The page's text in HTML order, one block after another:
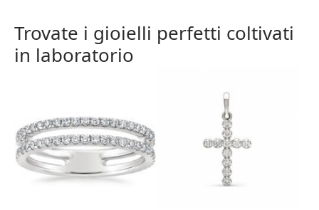
Trovate i gioielli perfetti coltivati
in laboratorio